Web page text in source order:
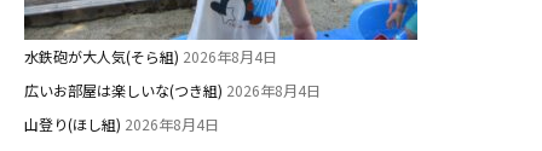
水鉄砲が大人気(そら組) 2026年8月4日
広いお部屋は楽しいな(つき組) 2026年8月4日
山登り(ほし組) 2026年8月4日